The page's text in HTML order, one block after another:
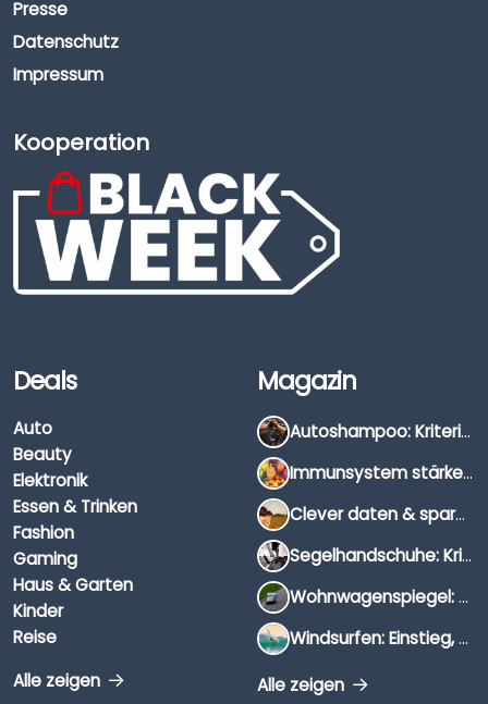
Presse
Datenschutz
Impressum
Kooperation
Deals
Auto
Beauty
Elektronik
Essen & Trinken
Fashion
Gaming
Haus & Garten
Kinder
Reise
Alle zeigen
Magazin
Autoshampoo: Kriterien, Unterschiede & Anwendung
Immunsystem stärken: Hausmittel, Vitamine & Wissenswertes
Clever daten & sparen: So findest du die besten Deals für Dates und Unternehmungen
Segelhandschuhe: Kriterien, Materialien & Tipps
Wohnwagenspiegel: Auswahl, Preise & Montage
Windsurfen: Einstieg, Ausrüstung & Tipps
Alle zeigen